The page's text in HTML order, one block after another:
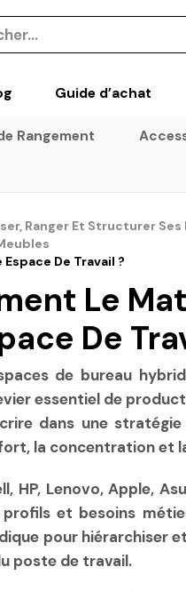
Guide d’achat
Rangement
Ranger Et Structurer
De Travail ?
Le
De
de bureau
essentiel de
dans une
la concentration et
HP, Lenovo, Apple,
et besoins
pour hiérarchiser
poste de travail.